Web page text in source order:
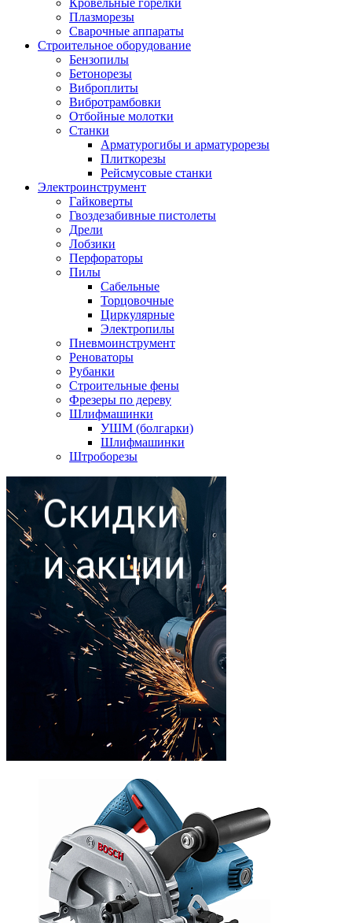
Плазморезы
Сварочные аппараты
Строительное оборудование
Бензопилы
Бетонорезы
Виброплиты
Вибротрамбовки
Отбойные молотки
Станки
Арматурогибы и арматурорезы
Плиткорезы
Рейсмусовые станки
Электроинструмент
Гайковерты
Гвоздезабивные пистолеты
Дрели
Лобзики
Перфораторы
Пилы
Сабельные
Торцовочные
Циркулярные
Электропилы
Пневмоинструмент
Реноваторы
Рубанки
Строительные фены
Фрезеры по дереву
Шлифмашинки
УШМ (болгарки)
Шлифмашинки
Штроборезы